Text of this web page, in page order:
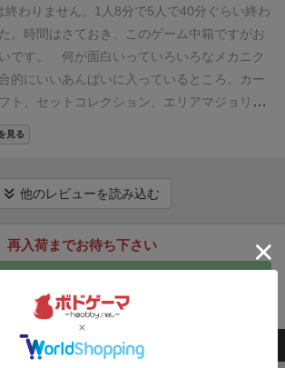
ルの中央に置いた小さなボードをみんなでの
でプレイする形になるので、ちょっとだけや
を感じます。小さな町の争いならともかく、
は大陸の支配を争うので、もう少しスケール
いと感じてしまいます。 （ついつい、上質紙
ピーをしてしまいました。）
分もかかりませんでした。それなのち、やっ
（こういう地政学的なパワーバランスゲーム
少ないと感じており、その戦略眼がなかなか養
状況なので、そう言った意味でも存在価値の高
と思っています。）入手できるうちにぜひど
うかで思案中なのですが、続編は４人までなの
ウチは人数多いから出番無いだろうなぁ(;o;)
久しぶりに新人チームで再戦！
の残り枚数、手持ちの資金と管理する場所は非
、短時間ながらも満腹感を得られます。 長時
をやる時間はないけど、もっと遊びた
・。って時には30分かからないのでピッタリで
終わりません。1人8分で5人で40分ぐらい終わ
。 時間はさておき、このゲーム中箱ですがお
です。 何が面白いっていろいろなメカニク
的にいいあんばいに入っているところ。
カー
ト、セットコレクション、エリアマジョリテ
は以下2つでもらえる。
トコレクション
えると同時にアクション(地図上のコマを追加、
て0,1,1,2,2,3となってカードをとるときお金を
枚とったら山札から1枚とって右端におく。こ
る仕組み。 同一資源を数枚あつめると点数が
2. エリアマジョリティ
マを動かしコマの数で領土を支配し1点、更に4
見る
他のレビューを読み込む
再入荷までお待ち下さい
送信先を設定すると入荷通知を受け取れます
を持ってる人が購入した商品